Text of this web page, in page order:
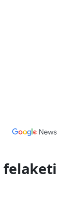
felaketi